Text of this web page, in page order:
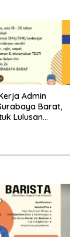
Admin
Barat,
Lulusan